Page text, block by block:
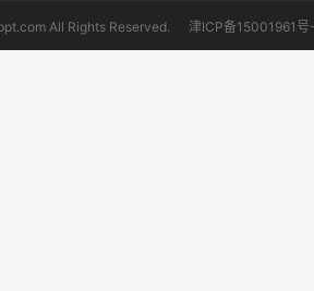
All Rights Reserved. 津ICP备15001961号